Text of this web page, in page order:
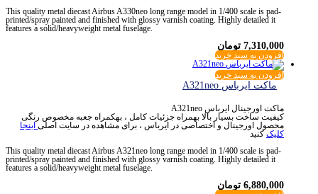
This quality metal diecast Airbus A330neo long range model in 1/400 scale is pad-
printed/spray painted and finished with glossy varnish coating. Highly detailed it
features a solid/heavyweight metal fuselage.
7,310,000 تومان
افزودن به سبد خرید
افزودن به سبد خرید
ماکت ایرباس A321neo
ماکت اورجینال ایرباس A321neo
کیفیت ساخت بسیار بالا بهمراه جزئیات کامل ، بهکمراه جعبه مخصوص رنگی
محصول اورجینال و اختصاصی در ایرباس ، برای مشاهده در سایت اصلیاینجا
کلیککنید
This quality metal diecast Airbus A321neo long range model in 1/400 scale is pad-
printed/spray painted and finished with glossy varnish coating. Highly detailed it
features a solid/heavyweight metal fuselage.
6,880,000 تومان